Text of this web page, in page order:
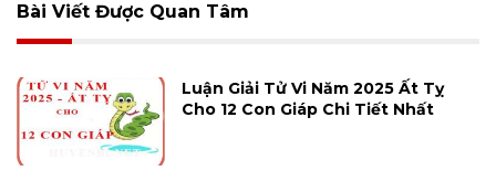
Bài Viết Được Quan Tâm
Luận Giải Tử Vi Năm 2025 Ất Tỵ
Cho 12 Con Giáp Chi Tiết Nhất